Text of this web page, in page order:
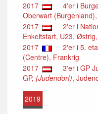
2017 4'er i
Oberwart
2017
2'er i
Enkeltstart, U23,
2017
2'er i 5.
(Centre), Frankrig
2017
3'er i GP
GP, (Judendorf),
2019